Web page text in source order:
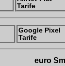
Tarife
Google Pixel
Tarife
euro